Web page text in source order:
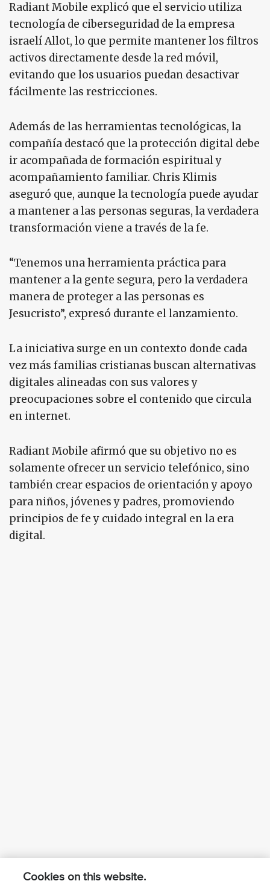
Radiant Mobile explicó que el servicio utiliza
tecnología de ciberseguridad de la empresa
israelí Allot, lo que permite mantener los filtros
activos directamente desde la red móvil,
evitando que los usuarios puedan desactivar
fácilmente las restricciones.
Además de las herramientas tecnológicas, la
compañía destacó que la protección digital debe
ir acompañada de formación espiritual y
acompañamiento familiar. Chris Klimis
aseguró que, aunque la tecnología puede ayudar
a mantener a las personas seguras, la verdadera
transformación viene a través de la fe.
“Tenemos una herramienta práctica para
mantener a la gente segura, pero la verdadera
manera de proteger a las personas es
Jesucristo”, expresó durante el lanzamiento.
La iniciativa surge en un contexto donde cada
vez más familias cristianas buscan alternativas
digitales alineadas con sus valores y
preocupaciones sobre el contenido que circula
en internet.
Radiant Mobile afirmó que su objetivo no es
solamente ofrecer un servicio telefónico, sino
también crear espacios de orientación y apoyo
para niños, jóvenes y padres, promoviendo
principios de fe y cuidado integral en la era
digital.
Cookies on this website.